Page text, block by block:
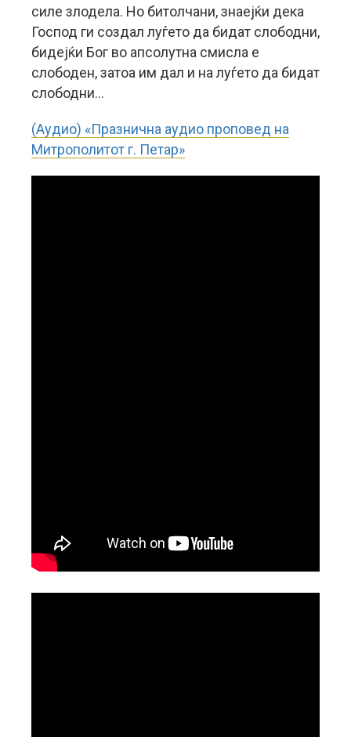
силе злодела. Но битолчани, знаејќи дека
Господ ги создал луѓето да бидат слободни,
бидејќи Бог во апсолутна смисла е
слободен, затоа им дал и на луѓето да бидат
слободни…
(Аудио) «Празнична аудио проповед на
Митрополитот г. Петар»